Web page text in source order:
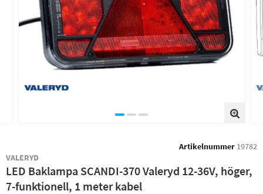
Artikelnummer 19782
VALERYD
LED Baklampa SCANDI-370 Valeryd 12-36V, höger,
7-funktionell, 1 meter kabel